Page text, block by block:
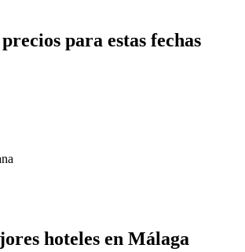
para estas fechas
hoteles en Málaga